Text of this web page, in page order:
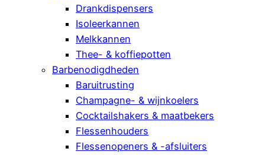
Drankdispensers
Isoleerkannen
Melkkannen
Thee- & koffiepotten
Barbenodigdheden
Baruitrusting
Champagne- & wijnkoelers
Cocktailshakers & maatbekers
Flessenhouders
Flessenopeners & -afsluiters